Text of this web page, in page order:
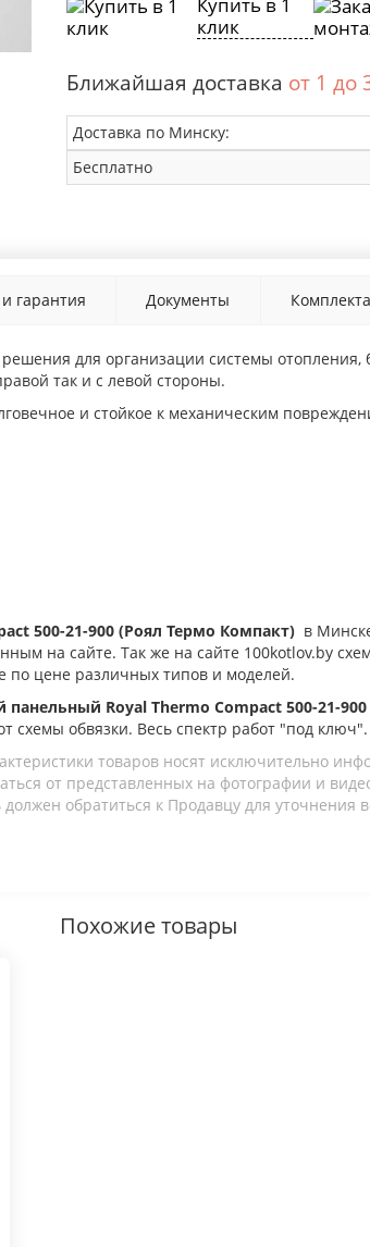
клик
Ближайшая доставка от 1 до
Доставка по Минску:
Бесплатно
гарантия Документы
для организации системы
так и с левой стороны.
и стойкое к механическим
500-21-900 (Роял Термо Компакт) в
на сайте. Так же на сайте 100kotlov.by
по цене различных типов и моделей.
панельный Royal Thermo Compact 500-21-
схемы обвязки. Весь спектр работ "под ключ".
товаров носят исключительно
от представленных на фотографии и
обратиться к Продавцу для уточнения
Похожие товары